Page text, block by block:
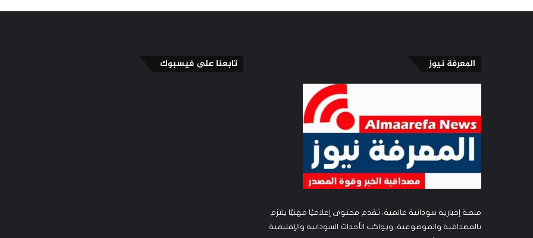
المعرفة نيوز
منصة إخبارية سودانية عالمية، تقدم محتوى إعلاميًا مهنيًا يلتزم
بالمصداقية والموضوعية، ويواكب الأحداث السودانية والإقليمية
تابعنا على فيسبوك